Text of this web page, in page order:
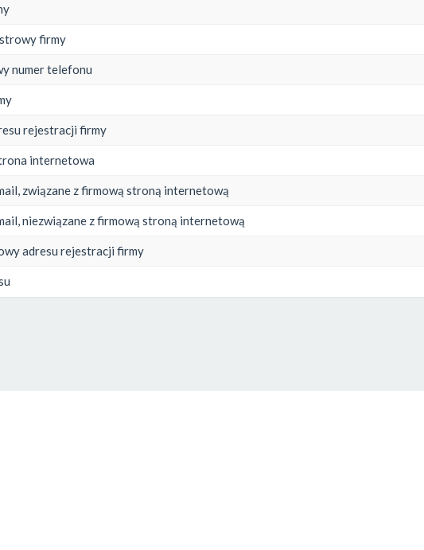
firmy
numer telefonu
rejestracji firmy
internetowa
związane z firmową stroną internetową
niezwiązane z firmową stroną internetową
adresu rejestracji firmy